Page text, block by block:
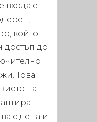
входа е
който
достъп до
Това
на
с деца и